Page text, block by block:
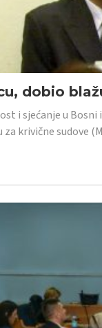
dobio
i sjećanje u
krivične sudove